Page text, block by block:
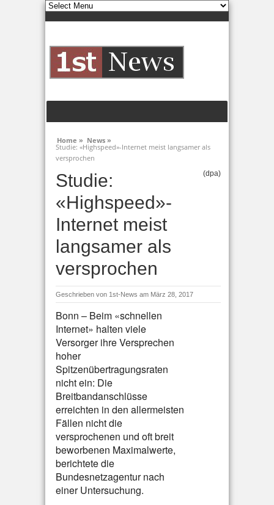
Home » News »
Studie: «Highspeed»-Internet meist langsamer als
versprochen
Studie:
«Highspeed»-
Internet meist
langsamer als
versprochen
(dpa)
Geschrieben von 1st-News am März 28, 2017
Bonn – Beim «schnellen
Internet» halten viele
Versorger ihre Versprechen
hoher
Spitzenübertragungsraten
nicht ein: Die
Breitbandanschlüsse
erreichten in den allermeisten
Fällen nicht die
versprochenen und oft breit
beworbenen Maximalwerte,
berichtete die
Bundesnetzagentur nach
einer Untersuchung.